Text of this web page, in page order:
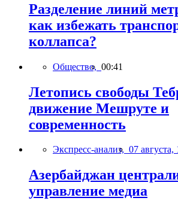
Разделение линий
как избежать
коллапса?
Общество, 00:41
Летопись свободы
движение Мешруте и
современность
Экспресс-анализ, 07 августа,
Азербайджан
управление медиа